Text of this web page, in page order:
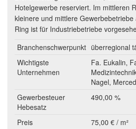
Hotelgewerbe reserviert. Im mittleren
kleinere und mittlere
Ring ist für Industriebetriebe
Branchenschwerpunkt überregional
Wichtigste
Unternehmen
Fa. Eukalin,
Nagel,
Gewerbesteuer
Hebesatz
490,00 %
Preis
75,00 € / m²